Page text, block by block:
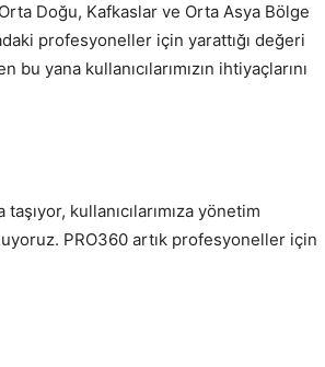
Doğu, Kafkaslar ve Orta Asya Bölge
profesyoneller için yarattığı değeri
yana kullanıcılarımızın ihtiyaçlarını
kullanıcılarımıza yönetim
PRO360 artık profesyoneller için